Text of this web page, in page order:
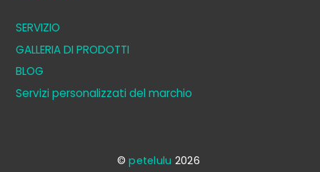
SERVIZIO
GALLERIA DI PRODOTTI
BLOG
Servizi personalizzati del marchio
©petelulu 2026